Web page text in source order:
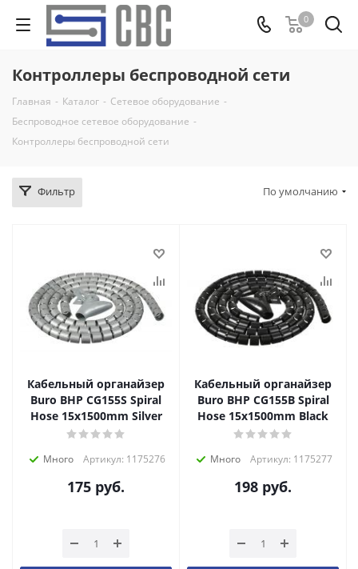
0
Контроллеры беспроводной сети
Главная - Каталог - Сетевое оборудование -
Беспроводное сетевое оборудование -
Контроллеры беспроводной сети
Фильтр По умолчанию
Кабельный органайзер
Buro BHP CG155S Spiral
Hose 15x1500mm Silver
Много Артикул: 1175276
175 руб.
Кабельный органайзер
Buro BHP CG155B Spiral
Hose 15x1500mm Black
Много Артикул: 1175277
198 руб.